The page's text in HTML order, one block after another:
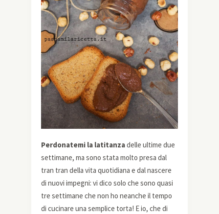
Perdonatemi la latitanzadelle ultime due
settimane, ma sono stata molto presa dal
tran tran della vita quotidiana e dal nascere
di nuovi impegni: vi dico solo che sono quasi
tre settimane che non ho neanche il tempo
di cucinare una semplice torta! E io, che di